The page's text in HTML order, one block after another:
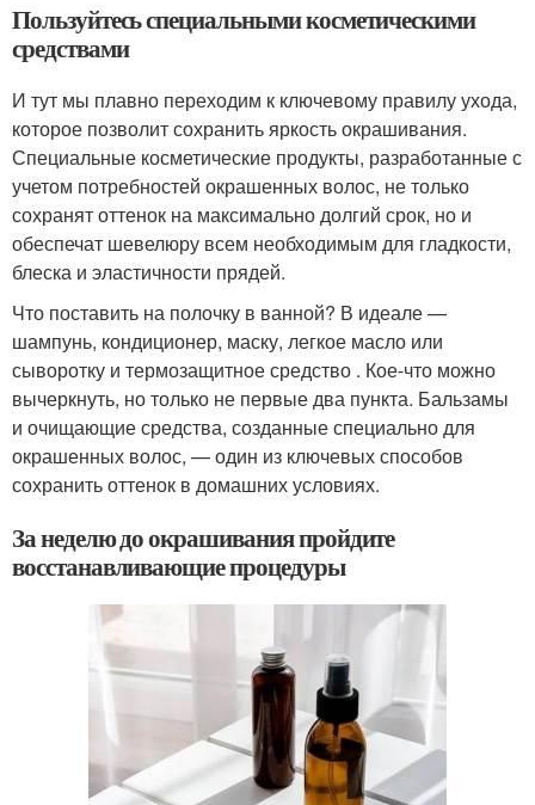
Пользуйтесь специальными косметическими
средствами
И тут мы плавно переходим к ключевому правилу ухода,
которое позволит сохранить яркость окрашивания.
Специальные косметические продукты, разработанные с
учетом потребностей окрашенных волос, не только
сохранят оттенок на максимально долгий срок, но и
обеспечат шевелюру всем необходимым для гладкости,
блеска и эластичности прядей.
Что поставить на полочку в ванной? В идеале —
шампунь, кондиционер, маску, легкое масло или
сыворотку и термозащитное средство . Кое-что можно
вычеркнуть, но только не первые два пункта. Бальзамы
и очищающие средства, созданные специально для
окрашенных волос, — один из ключевых способов
сохранить оттенок в домашних условиях.
За неделю до окрашивания пройдите
восстанавливающие процедуры